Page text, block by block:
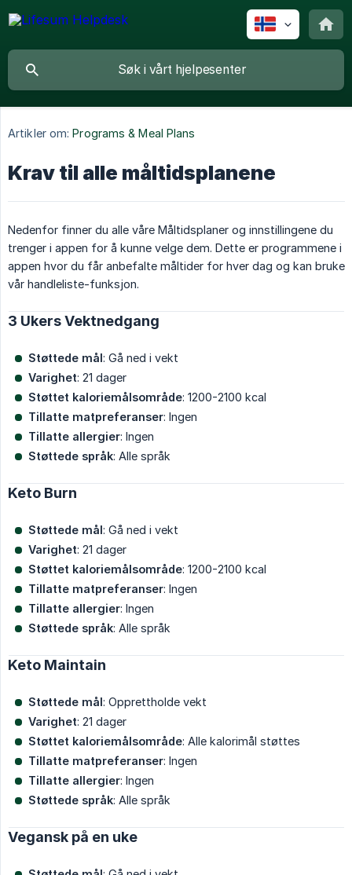
Artikler om: Programs & Meal Plans
Krav til alle måltidsplanene
Nedenfor finner du alle våre Måltidsplaner og innstillingene du
trenger i appen for å kunne velge dem. Dette er programmene i
appen hvor du får anbefalte måltider for hver dag og kan bruke
vår handleliste-funksjon.
3 Ukers Vektnedgang
Støttede mål: Gå ned i vekt
Varighet: 21 dager
Støttet kaloriemålsområde: 1200-2100 kcal
Tillatte matpreferanser: Ingen
Tillatte allergier: Ingen
Støttede språk: Alle språk
Keto Burn
Støttede mål: Gå ned i vekt
Varighet: 21 dager
Støttet kaloriemålsområde: 1200-2100 kcal
Tillatte matpreferanser: Ingen
Tillatte allergier: Ingen
Støttede språk: Alle språk
Keto Maintain
Støttede mål: Opprettholde vekt
Varighet: 21 dager
Støttet kaloriemålsområde: Alle kalorimål støttes
Tillatte matpreferanser: Ingen
Tillatte allergier: Ingen
Støttede språk: Alle språk
Vegansk på en uke